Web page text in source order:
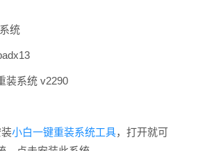
统
装系统 v2290
小白一键重装系统工具，打开就可